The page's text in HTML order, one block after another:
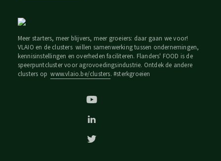
Meer starters, meer blijvers, meer groeiers: daar gaan we voor!
VLAIO en de clusters willen samenwerking tussen ondernemingen,
kennisinstellingen en overheden faciliteren. Flanders' FOOD is de
speerpuntcluster voor agrovoedingsindustrie. Ontdek de andere
clusters opwww.vlaio.be/clusters. #sterkgroeien